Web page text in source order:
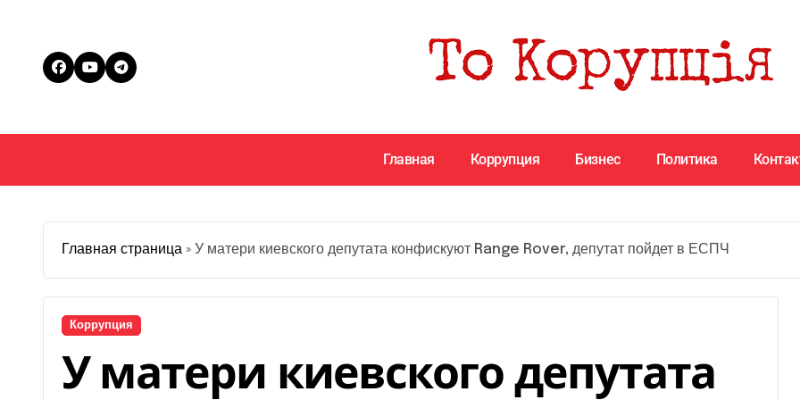
Главная Коррупция Бизнес Политика
Главная страница » У матери киевского депутата конфискуют Range Rover, депутат пойдет в ЕСПЧ
Коррупция
У матери киевского депутата